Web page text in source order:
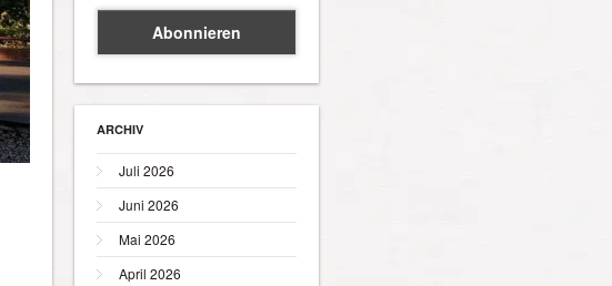
ARCHIV
Juli 2026
Juni 2026
Mai 2026
April 2026